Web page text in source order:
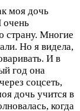
моя дочь
очень
страну. Многие
Но я видела,
И в
год она
соцсеть,
дочь учится в
когда